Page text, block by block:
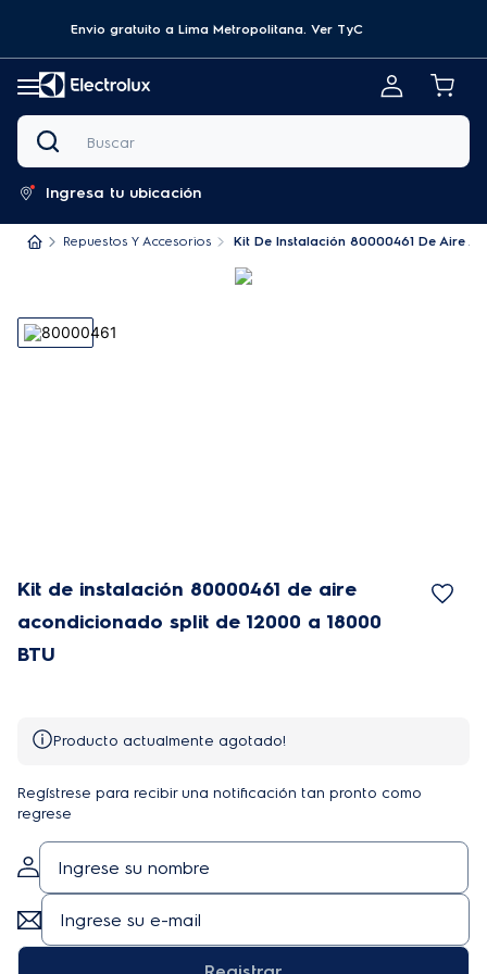
Envio gratuito a Lima Metropolitana. Ver TyC
Buscar
Ingresa tu ubicación
Repuestos Y Accesorios Kit De Instalación 80000461 De Aire
Kit de instalación 80000461 de aire
acondicionado split de 12000 a 18000
BTU
Producto actualmente agotado!
Regístrese para recibir una notificación tan pronto como
regrese